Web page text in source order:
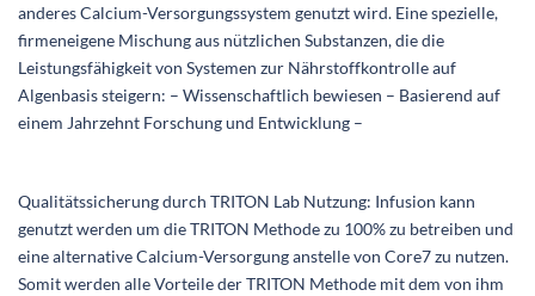
anderes Calcium-Versorgungssystem genutzt wird. Eine spezielle,
firmeneigene Mischung aus nützlichen Substanzen, die die
Leistungsfähigkeit von Systemen zur Nährstoffkontrolle auf
Algenbasis steigern: – Wissenschaftlich bewiesen – Basierend auf
einem Jahrzehnt Forschung und Entwicklung –
Qualitätssicherung durch TRITON Lab Nutzung: Infusion kann
genutzt werden um die TRITON Methode zu 100% zu betreiben und
eine alternative Calcium-Versorgung anstelle von Core7 zu nutzen.
Somit werden alle Vorteile der TRITON Methode mit dem von ihm